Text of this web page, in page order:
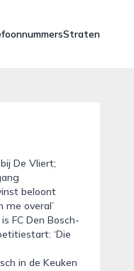
Straten
De Vliert;
beloont
me overal’
FC Den Bosch-
‘Die
in de Keuken